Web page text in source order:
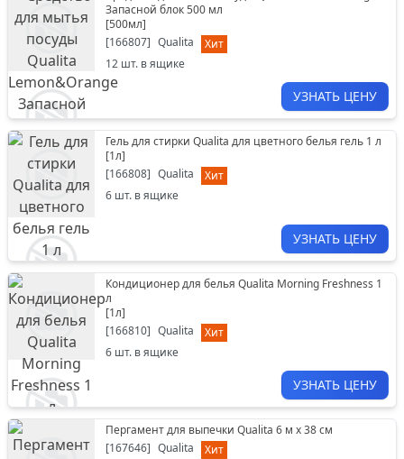
Запасной блок 500 мл
[500мл]
[166807] Qualita
Хит
12 шт. в ящике
УЗНАТЬ ЦЕНУ
Гель для стирки Qualita для цветного белья гель 1 л
[1л]
[166808] Qualita
Хит
6 шт. в ящике
УЗНАТЬ ЦЕНУ
Кондиционер для белья Qualita Morning Freshness 1
л
[1л]
[166810] Qualita
Хит
6 шт. в ящике
УЗНАТЬ ЦЕНУ
Пергамент для выпечки Qualita 6 м х 38 см
[167646] Qualita
Хит